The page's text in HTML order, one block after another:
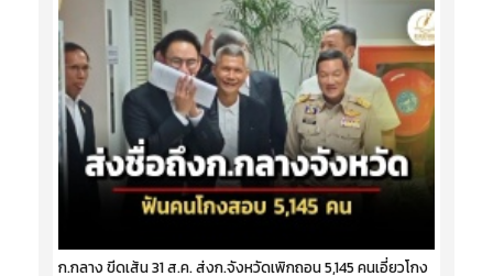
ก.กลาง ขีดเส้น 31 ส.ค. ส่งก.จังหวัดเพิกถอน 5,145 คนเอี่ยวโกง